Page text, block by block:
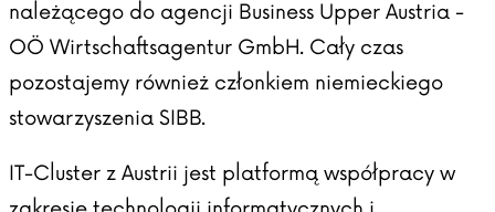
należącego do agencji Business Upper Austria -
OÖ Wirtschaftsagentur GmbH. ​Cały czas
pozostajemy również członkiem niemieckiego
stowarzyszenia SIBB.
IT-Cluster z Austrii jest platformą współpracy w